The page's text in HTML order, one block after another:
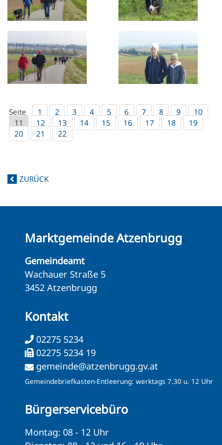
Seite 1 2 3 4 5 6 7 8 9
10
11
12 13 14 15 16 17 18
19
20
21 22
ZURÜCK
Marktgemeinde Atzenbrugg
Gemeindeamt
Wachauer Straße 5
3452 Atzenbrugg
Kontakt
02275 5234
02275 5234 19
gemeinde@atzenbrugg.gv.at
Gemeindebriefkasten-Entleerung: werktags 7.30 u. 12 Uhr
Bürgerservicebüro
Montag: 08 - 12 Uhr